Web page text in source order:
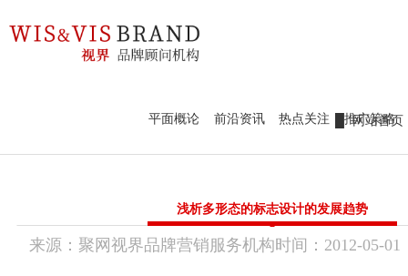
传统市场竞争激烈，互联网上仍潜藏着勃勃商机！
品牌视界
热点前沿
平面概论
前沿资讯
热点关注 官网定制
网站首页
平面概论 前沿资讯 热点关注 推广策略
浅析多形态的标志设计的发展趋势
来源： 聚网视界品牌营销服务机构时间： 2012-05-01